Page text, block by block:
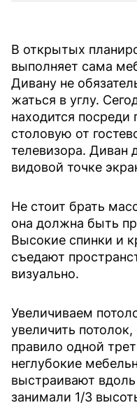
В открытых
выполняет сама
Дивану не
жаться в углу.
находится
столовую от
телевизора. Диван
видовой точке
Не стоит брать
она должна быть
Высокие спинки и
съедают
визуально.
Увеличиваем
увеличить
правило одной
неглубокие
выстраивают
занимали 1/3